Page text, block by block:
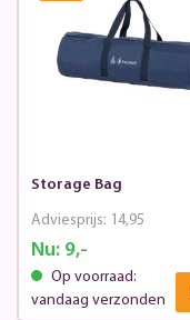
Storage Bag
Nu:9,-
Adviesprijs: 14,95
Op voorraad:
vandaag verzonden